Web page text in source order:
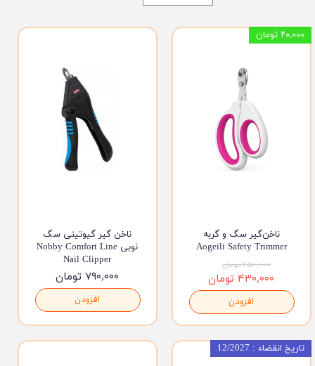
ناخن‌گیر سگ و گربه
Aogeili Safety Trimmer
۴۵۰,۰۰۰ تومان
۴۳۰,۰۰۰ تومان
افزودن
۲۰,۰۰۰ تومان
ناخن گیر گیوتینی سگ
نوبی Nobby Comfort Line
Nail Clipper
۷۹۰,۰۰۰ تومان
افزودن
تاریخ انقضاء : 12/2027